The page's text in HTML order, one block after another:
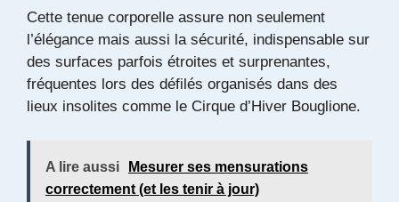
Cette tenue corporelle assure non seulement
l’élégance mais aussi la sécurité, indispensable sur
des surfaces parfois étroites et surprenantes,
fréquentes lors des défilés organisés dans des
lieux insolites comme le Cirque d’Hiver Bouglione.
A lire aussi
Mesurer ses mensurations
correctement (et les tenir à jour)